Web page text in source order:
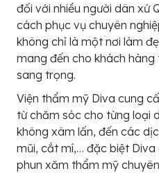
đối với nhiều người dân xứ
cách phục vụ chuyên
không chỉ là một nơi làm
mang đến cho khách
sang trọng.
Viện thẩm mỹ Diva cung
từ chăm sóc cho từng loại
không xâm lấn, đến các
mũi, cắt mí,… đặc biệt
phun xăm thẩm mỹ